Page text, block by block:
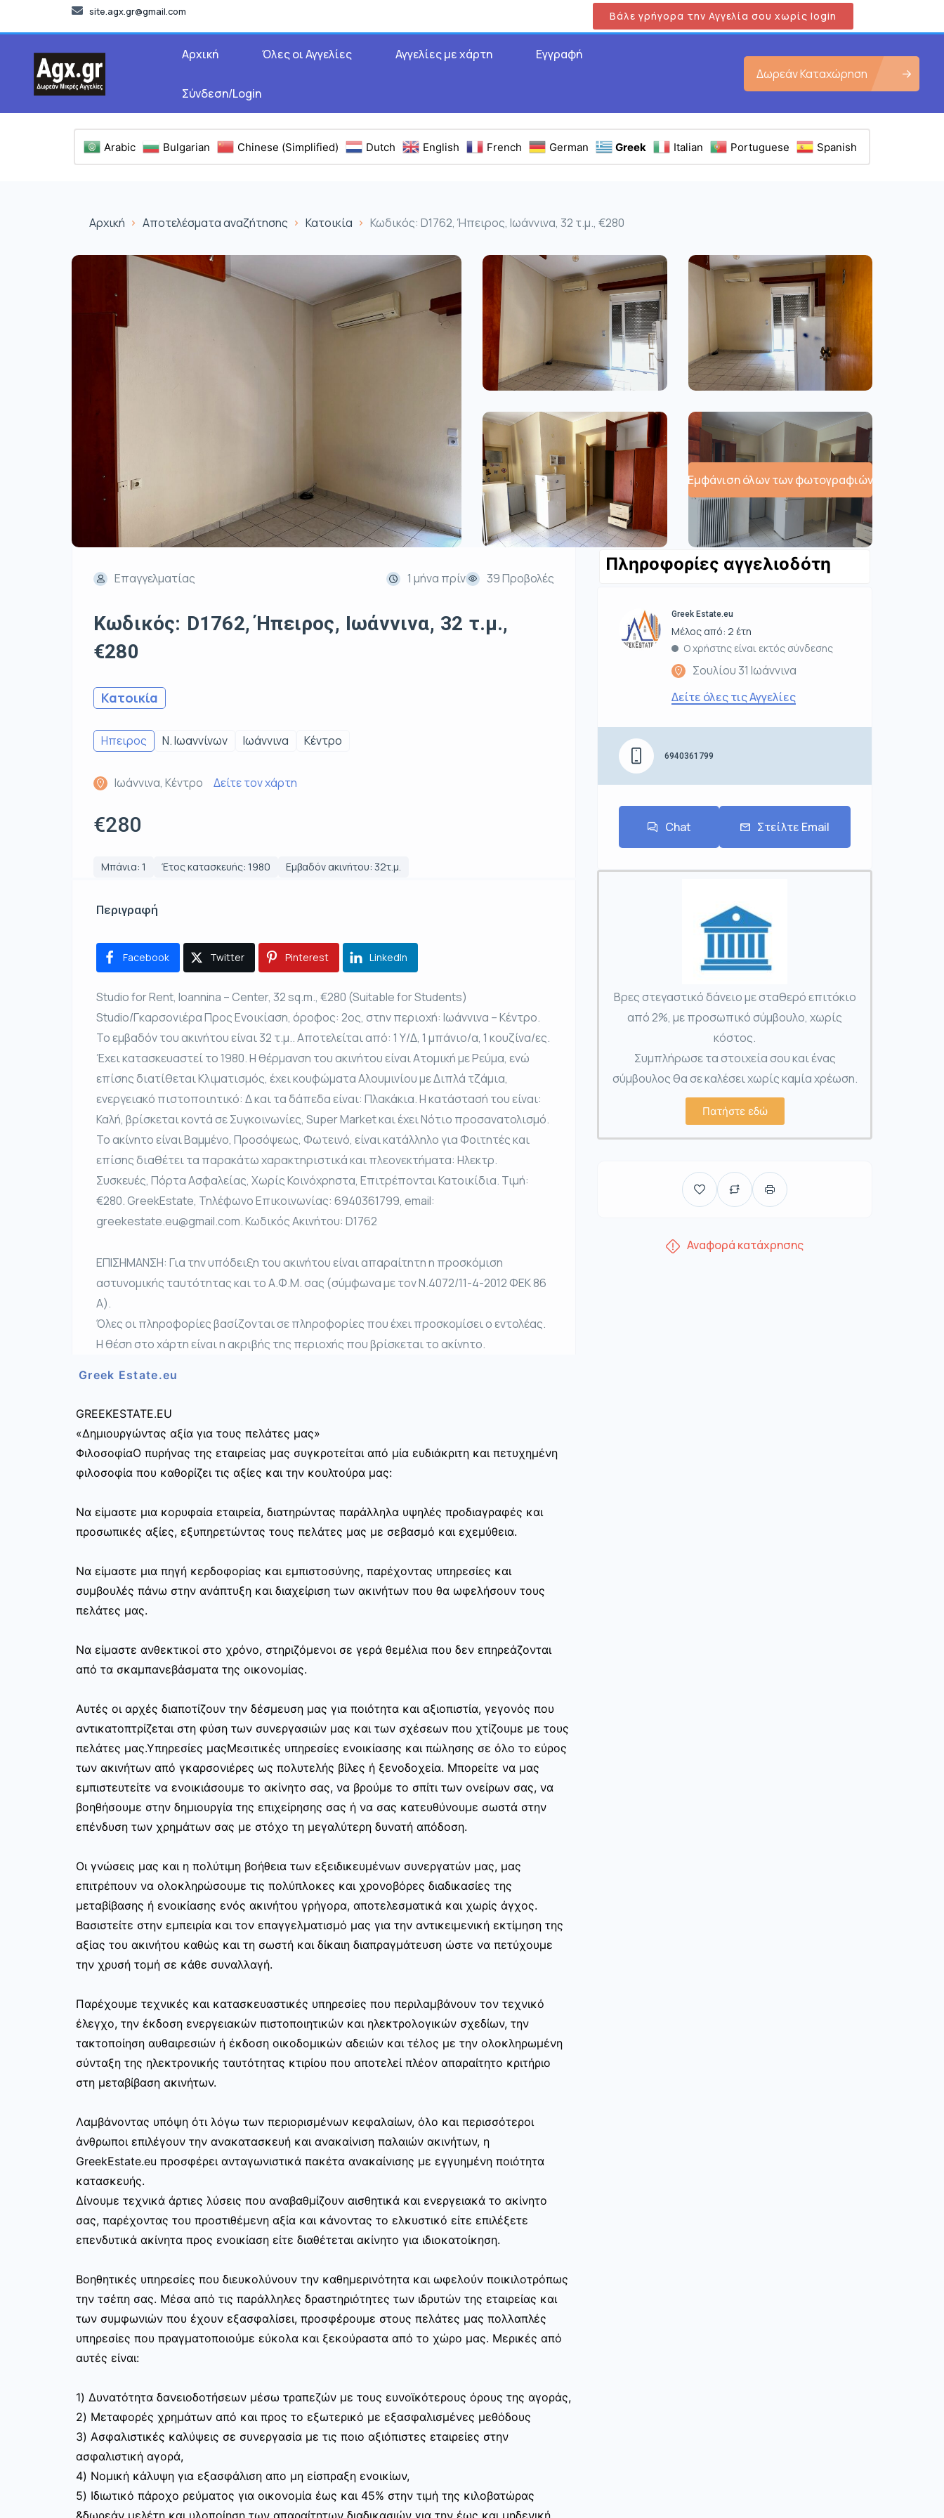
site.agx.gr@gmail.com Βάλε γρήγορα την Αγγελία σου χωρίς login
Αρχική Όλες οι Αγγελίες Αγγελίες με χάρτη Εγγραφή
Σύνδεση/Login
Δωρεάν Καταχώρηση
Arabic Bulgarian Chinese (Simplified) Dutch English French German Greek Italian Portuguese Spanish
Αρχική Αποτελέσματα αναζήτησης Κατοικία Κωδικός: D1762, Ήπειρος, Ιωάννινα, 32 τ.μ., €280
Εμφάνιση όλων των φωτογραφιών
Επαγγελματίας 1 μήνα πρίν 39 Προβολές
Κωδικός: D1762, Ήπειρος, Ιωάννινα, 32 τ.μ.,
€280
Κατοικία
Ηπειρος Ν. Ιωαννίνων Ιωάννινα Κέντρο
Ιωάννινα, Κέντρο Δείτε τον χάρτη
€280
Μπάνια: 1 Έτος κατασκευής: 1980 Εμβαδόν ακινήτου: 32τ.μ.
Περιγραφή
Facebook Twitter Pinterest LinkedIn
Studio for Rent, Ioannina – Center, 32 sq.m., €280 (Suitable for Students)
Studio/Γκαρσονιέρα Προς Ενοικίαση, όροφος: 2ος, στην περιοχή: Ιωάννινα – Κέντρο.
Το εμβαδόν του ακινήτου είναι 32 τ.μ.. Αποτελείται από: 1 Υ/Δ, 1 μπάνιο/α, 1 κουζίνα/ες.
Έχει κατασκευαστεί το 1980. Η θέρμανση του ακινήτου είναι Ατομική με Ρεύμα, ενώ
επίσης διατίθεται Κλιματισμός, έχει κουφώματα Αλουμινίου με Διπλά τζάμια,
ενεργειακό πιστοποιητικό: Δ και τα δάπεδα είναι: Πλακάκια. Η κατάστασή του είναι:
Καλή, βρίσκεται κοντά σε Συγκοινωνίες, Super Market και έχει Νότιο προσανατολισμό.
Το ακίνητο είναι Βαμμένο, Προσόψεως, Φωτεινό, είναι κατάλληλο για Φοιτητές και
επίσης διαθέτει τα παρακάτω χαρακτηριστικά και πλεονεκτήματα: Ηλεκτρ.
Συσκευές, Πόρτα Ασφαλείας, Χωρίς Κοινόχρηστα, Επιτρέπονται Κατοικίδια. Τιμή:
€280. GreekEstate, Τηλέφωνο Επικοινωνίας: 6940361799, email:
greekestate.eu@gmail.com. Κωδικός Ακινήτου: D1762
ΕΠΙΣΗΜΑΝΣΗ: Για την υπόδειξη του ακινήτου είναι απαραίτητη η προσκόμιση
αστυνομικής ταυτότητας και το Α.Φ.Μ. σας (σύμφωνα με τον Ν.4072/11-4-2012 ΦΕΚ 86
Α).
Όλες οι πληροφορίες βασίζονται σε πληροφορίες που έχει προσκομίσει ο εντολέας.
Η θέση στο χάρτη είναι η ακριβής της περιοχής που βρίσκεται το ακίνητο.
Greek Estate.eu
GREEKESTATE.EU
«Δημιουργώντας αξία για τους πελάτες μας»
ΦιλοσοφίαΟ πυρήνας της εταιρείας μας συγκροτείται από μία ευδιάκριτη και πετυχημένη
φιλοσοφία που καθορίζει τις αξίες και την κουλτούρα μας:
Να είμαστε μια κορυφαία εταιρεία, διατηρώντας παράλληλα υψηλές προδιαγραφές και
προσωπικές αξίες, εξυπηρετώντας τους πελάτες μας με σεβασμό και εχεμύθεια.
Να είμαστε μια πηγή κερδοφορίας και εμπιστοσύνης, παρέχοντας υπηρεσίες και
συμβουλές πάνω στην ανάπτυξη και διαχείριση των ακινήτων που θα ωφελήσουν τους
πελάτες μας.
Να είμαστε ανθεκτικοί στο χρόνο, στηριζόμενοι σε γερά θεμέλια που δεν επηρεάζονται
από τα σκαμπανεβάσματα της οικονομίας.
Αυτές οι αρχές διαποτίζουν την δέσμευση μας για ποιότητα και αξιοπιστία, γεγονός που
αντικατοπτρίζεται στη φύση των συνεργασιών μας και των σχέσεων που χτίζουμε με τους
πελάτες μας.Υπηρεσίες μαςΜεσιτικές υπηρεσίες ενοικίασης και πώλησης σε όλο το εύρος
των ακινήτων από γκαρσονιέρες ως πολυτελής βίλες ή ξενοδοχεία. Μπορείτε να μας
εμπιστευτείτε να ενοικιάσουμε το ακίνητο σας, να βρούμε το σπίτι των ονείρων σας, να
βοηθήσουμε στην δημιουργία της επιχείρησης σας ή να σας κατευθύνουμε σωστά στην
επένδυση των χρημάτων σας με στόχο τη μεγαλύτερη δυνατή απόδοση.
Οι γνώσεις μας και η πολύτιμη βοήθεια των εξειδικευμένων συνεργατών μας, μας
επιτρέπουν να ολοκληρώσουμε τις πολύπλοκες και χρονοβόρες διαδικασίες της
μεταβίβασης ή ενοικίασης ενός ακινήτου γρήγορα, αποτελεσματικά και χωρίς άγχος.
Βασιστείτε στην εμπειρία και τον επαγγελματισμό μας για την αντικειμενική εκτίμηση της
αξίας του ακινήτου καθώς και τη σωστή και δίκαιη διαπραγμάτευση ώστε να πετύχουμε
την χρυσή τομή σε κάθε συναλλαγή.
Παρέχουμε τεχνικές και κατασκευαστικές υπηρεσίες που περιλαμβάνουν τον τεχνικό
έλεγχο, την έκδοση ενεργειακών πιστοποιητικών και ηλεκτρολογικών σχεδίων, την
τακτοποίηση αυθαιρεσιών ή έκδοση οικοδομικών αδειών και τέλος με την ολοκληρωμένη
σύνταξη της ηλεκτρονικής ταυτότητας κτιρίου που αποτελεί πλέον απαραίτητο κριτήριο
στη μεταβίβαση ακινήτων.
Λαμβάνοντας υπόψη ότι λόγω των περιορισμένων κεφαλαίων, όλο και περισσότεροι
άνθρωποι επιλέγουν την ανακατασκευή και ανακαίνιση παλαιών ακινήτων, η
GreekEstate.eu προσφέρει ανταγωνιστικά πακέτα ανακαίνισης με εγγυημένη ποιότητα
κατασκευής.
Δίνουμε τεχνικά άρτιες λύσεις που αναβαθμίζουν αισθητικά και ενεργειακά το ακίνητο
σας, παρέχοντας του προστιθέμενη αξία και κάνοντας το ελκυστικό είτε επιλέξετε
επενδυτικά ακίνητα προς ενοικίαση είτε διαθέτεται ακίνητο για ιδιοκατοίκηση.
Βοηθητικές υπηρεσίες που διευκολύνουν την καθημερινότητα και ωφελούν ποικιλοτρόπως
την τσέπη σας. Μέσα από τις παράλληλες δραστηριότητες των ιδρυτών της εταιρείας και
των συμφωνιών που έχουν εξασφαλίσει, προσφέρουμε στους πελάτες μας πολλαπλές
υπηρεσίες που πραγματοποιούμε εύκολα και ξεκούραστα από το χώρο μας. Μερικές από
αυτές είναι:
1) Δυνατότητα δανειοδοτήσεων μέσω τραπεζών με τους ευνοϊκότερους όρους της αγοράς,
2) Μεταφορές χρημάτων από και προς το εξωτερικό με εξασφαλισμένες μεθόδους
3) Ασφαλιστικές καλύψεις σε συνεργασία με τις ποιο αξιόπιστες εταιρείες στην
ασφαλιστική αγορά,
4) Νομική κάλυψη για εξασφάλιση απο μη είσπραξη ενοικίων,
5) Ιδιωτικό πάροχο ρεύματος για οικονομία έως και 45% στην τιμή της κιλοβατώρας
Πληροφορίες αγγελιοδότη
Greek Estate.eu
Μέλος από: 2 έτη
Ο χρήστης είναι εκτός σύνδεσης
Σουλίου 31 Ιωάννινα
Δείτε όλες τις Αγγελίες
6940361799
Chat Στείλτε Email
Βρες στεγαστικό δάνειο με σταθερό επιτόκιο
από 2%, με προσωπικό σύμβουλο, χωρίς
κόστος.
Συμπλήρωσε τα στοιχεία σου και ένας
σύμβουλος θα σε καλέσει χωρίς καμία χρέωση.
Πατήστε εδώ
Αναφορά κατάχρησης